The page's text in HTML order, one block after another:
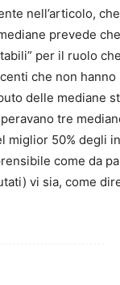
nell’articolo, che
prevede
per il ruolo
che non
delle mediane
tre
miglior 50% degli
come da
vi sia, come